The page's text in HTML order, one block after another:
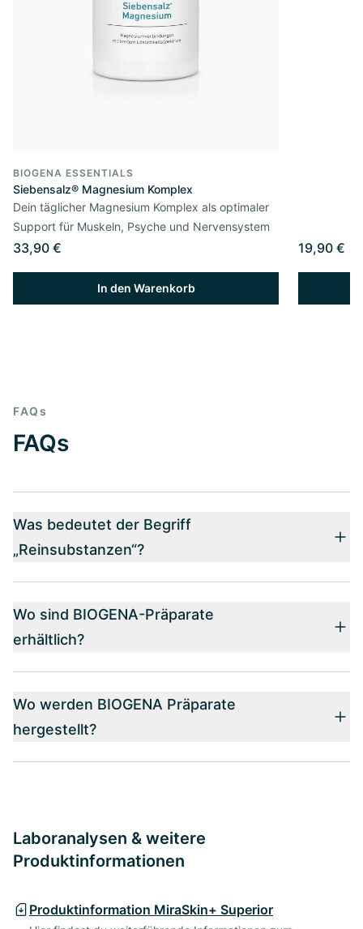
BIOGENA ESSENTIALS
Siebensalz® Magnesium Komplex
Dein täglicher Magnesium Komplex als optimaler
Support für Muskeln, Psyche und Nervensystem
33,90 €
In den Warenkorb
19,90 €
FAQs
FAQs
Was bedeutet der Begriff
„Reinsubstanzen“?
Wo sind BIOGENA-Präparate
erhältlich?
Wo werden BIOGENA Präparate
hergestellt?
Laboranalysen & weitere
Produktinformationen
Produktinformation MiraSkin+ Superior